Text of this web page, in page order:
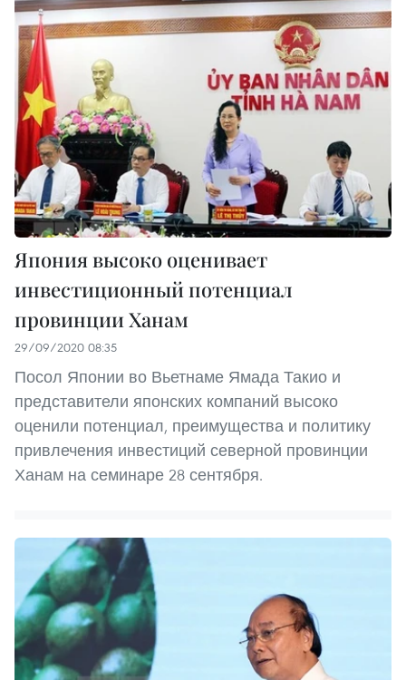
Япония высоко оценивает
инвестиционный потенциал
провинции Ханам
29/09/2020 08:35
Посол Японии во Вьетнаме Ямада Такио и
представители японских компаний высоко
оценили потенциал, преимущества и политику
привлечения инвестиций северной провинции
Ханам на семинаре 28 сентября.